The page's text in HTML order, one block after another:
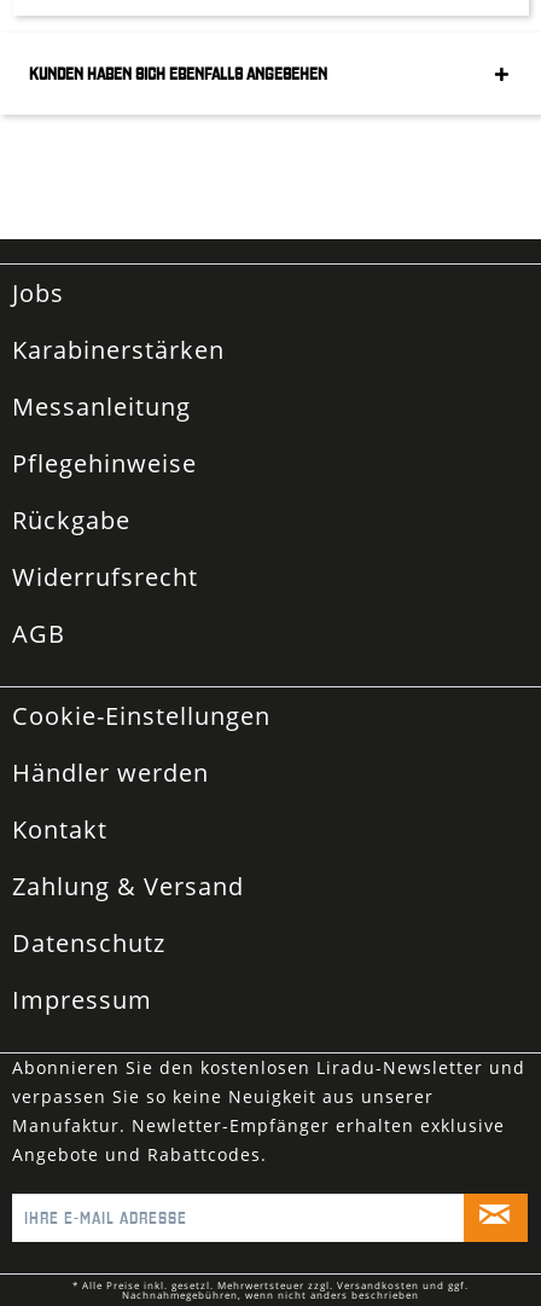
KUNDEN HABEN SICH EBENFALLS ANGESEHEN
Jobs
Karabinerstärken
Messanleitung
Pflegehinweise
Rückgabe
Widerrufsrecht
AGB
Cookie-Einstellungen
Händler werden
Kontakt
Zahlung & Versand
Datenschutz
Impressum
Abonnieren Sie den kostenlosen Liradu-Newsletter und
verpassen Sie so keine Neuigkeit aus unserer
Manufaktur. Newletter-Empfänger erhalten exklusive
Angebote und Rabattcodes.
* Alle Preise inkl. gesetzl. Mehrwertsteuer zzgl. Versandkosten und ggf.
Nachnahmegebühren, wenn nicht anders beschrieben